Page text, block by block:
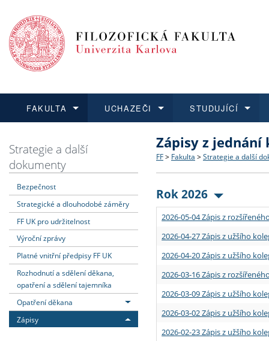
FAKULTA
Dozvědět se více
Struktura a historie
Strategie a další
Podpora a benefity pro
Absolventi fakulty
UCHAZEČI
Podat přihlášku
Co studovat a jak se
Učitelské studijní
Informace k průběhu
STUDUJÍCÍ
Dozvědět se více
Bakalářské a magisterské
Doktorské studium
Rigorózní řízení
Dozvědět se více
O vědě a výzkumu na FF
Akademické kvalifikace
Granty a projekty
Dozvědět se více
Aktuální nabídky a
Vyjíždějící studenti
Přijíždějící studenti
Vyjíždějící zaměstnanci
Strategie a další
dokumenty
Bezpečnost
Strategické a dlouhodobé záměry
FF UK pro udržitelnost
Výroční zprávy
Platné vnitřní předpisy FF UK
Rozhodnutí a sdělení děkana,
opatření a sdělení tajemníka
Opatření děkana
Zápisy
Zápisy z jednání
FF > Fakulta > Strategie a další
Rok 2026
2026-05-04 Zápis z
2026-04-27 Zápis z užšího
2026-04-20 Zápis z užšího
2026-03-16 Zápis z
2026-03-09 Zápis z užšího
2026-03-02 Zápis z užšího
2026-02-23 Zápis z užšího